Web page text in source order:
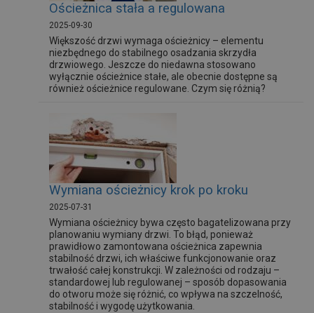
Ościeżnica stała a regulowana
2025-09-30
Większość drzwi wymaga ościeżnicy – elementu
niezbędnego do stabilnego osadzania skrzydła
drzwiowego. Jeszcze do niedawna stosowano
wyłącznie ościeżnice stałe, ale obecnie dostępne są
również ościeżnice regulowane. Czym się różnią?
Wymiana ościeżnicy krok po kroku
2025-07-31
Wymiana ościeżnicy bywa często bagatelizowana przy
planowaniu wymiany drzwi. To błąd, ponieważ
prawidłowo zamontowana ościeżnica zapewnia
stabilność drzwi, ich właściwe funkcjonowanie oraz
trwałość całej konstrukcji. W zależności od rodzaju –
standardowej lub regulowanej – sposób dopasowania
do otworu może się różnić, co wpływa na szczelność,
stabilność i wygodę użytkowania.